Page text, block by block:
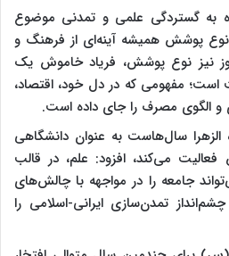
به گستردگی علمی و تمدنی موضوع
پوشش همیشه آینه‌ای از فرهنگ و
نیز نوع پوشش، فریاد خاموش یک
مفهومی که در دل خود، اقتصاد،
و الگوی مصرف را جای داده است.
الزهرا سال‌هاست به عنوان دانشگاهی
می‌کند، افزود: علم، در قالب
جامعه را در مواجهه با چالش‌های
تمدن‌سازی ایرانی-اسلامی را